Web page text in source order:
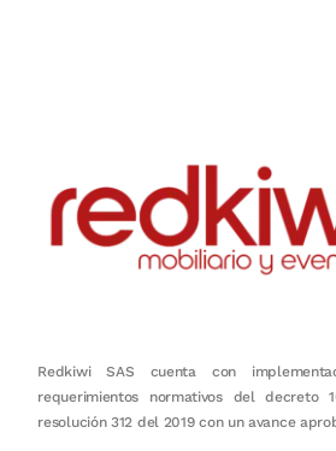
Redkiwi SAS cuenta con
requerimientos normativos del
resolución 312 del 2019 con un avance